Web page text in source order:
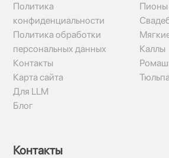
Политика
конфиденциальности
Политика обработки
персональных данных
Контакты
Карта сайта
Для LLM
Блог
Пионы
Каллы
Контакты